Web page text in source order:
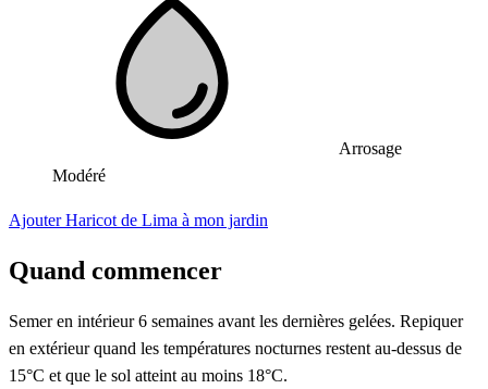
Arrosage
Modéré
Ajouter Haricot de Lima à mon jardin
Quand commencer
Semer en intérieur 6 semaines avant les dernières gelées. Repiquer
en extérieur quand les températures nocturnes restent au-dessus de
15°C et que le sol atteint au moins 18°C.